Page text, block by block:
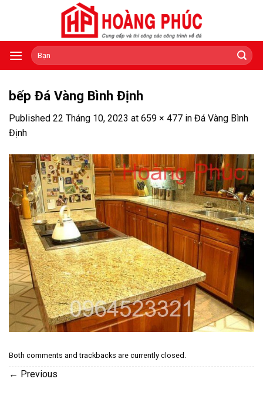
Tìm
kiếm:
bếp Đá Vàng Bình Định
Published 22 Tháng 10, 2023 at 659 × 477 in Đá Vàng Bình
Định
Both comments and trackbacks are currently closed.
← Previous